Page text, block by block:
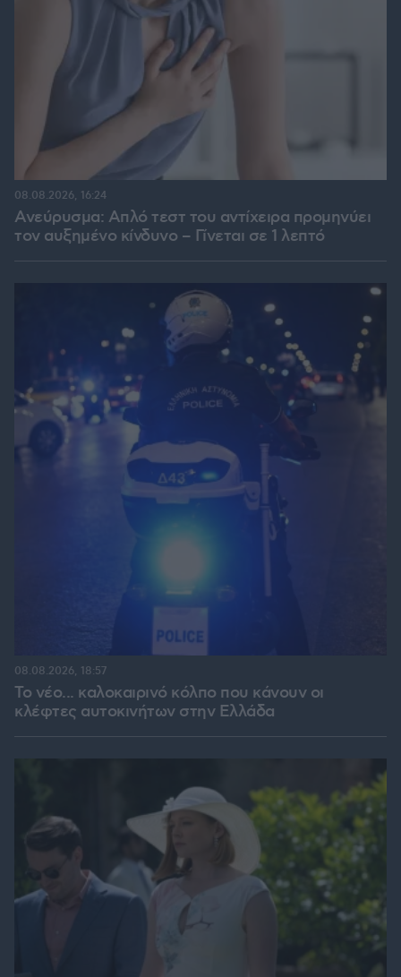
Ανεύρυσμα: Απλό τεστ του αντίχειρα προμηνύει
τον αυξημένο κίνδυνο – Γίνεται σε 1 λεπτό
08.08.2026, 16:24
Το νέο... καλοκαιρινό κόλπο που κάνουν οι
κλέφτες αυτοκινήτων στην Ελλάδα
08.08.2026, 18:57